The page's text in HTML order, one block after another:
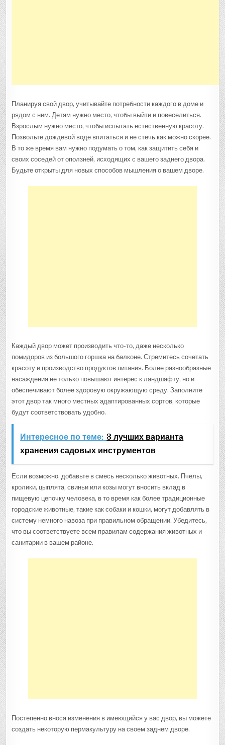
Планируя свой двор, учитывайте потребности каждого в доме и
рядом с ним. Детям нужно место, чтобы выйти и повеселиться.
Взрослым нужно место, чтобы испытать естественную красоту.
Позвольте дождевой воде впитаться и не стечь как можно скорее.
В то же время вам нужно подумать о том, как защитить себя и
своих соседей от оползней, исходящих с вашего заднего двора.
Будьте открыты для новых способов мышления о вашем дворе.
Каждый двор может производить что-то, даже несколько
помидоров из большого горшка на балконе. Стремитесь сочетать
красоту и производство продуктов питания. Более разнообразные
насаждения не только повышают интерес к ландшафту, но и
обеспечивают более здоровую окружающую среду. Заполните
этот двор так много местных адаптированных сортов, которые
будут соответствовать удобно.
Интересное по теме: 3 лучших варианта
хранения садовых инструментов
Если возможно, добавьте в смесь несколько животных. Пчелы,
кролики, цыплята, свиньи или козы могут вносить вклад в
пищевую цепочку человека, в то время как более традиционные
городские животные, такие как собаки и кошки, могут добавлять в
систему немного навоза при правильном обращении. Убедитесь,
что вы соответствуете всем правилам содержания животных и
санитарии в вашем районе.
Постепенно внося изменения в имеющийся у вас двор, вы можете
создать некоторую пермакультуру на своем заднем дворе.